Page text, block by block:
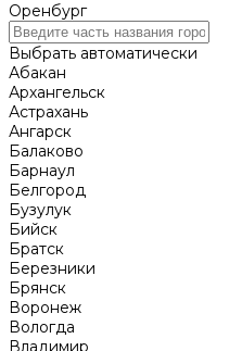
Оренбург
Выбрать автоматически
Абакан
Архангельск
Астрахань
Ангарск
Балаково
Барнаул
Белгород
Бузулук
Бийск
Братск
Березники
Брянск
Воронеж
Вологда
Владимир